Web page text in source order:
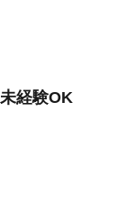
経験OK